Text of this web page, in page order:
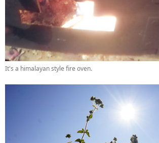
It's a himalayan style fire oven.